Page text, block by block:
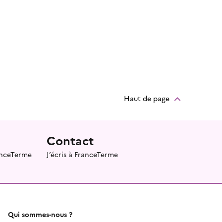
Haut de page
Contact
J’écris à FranceTerme
Qui sommes-nous ?